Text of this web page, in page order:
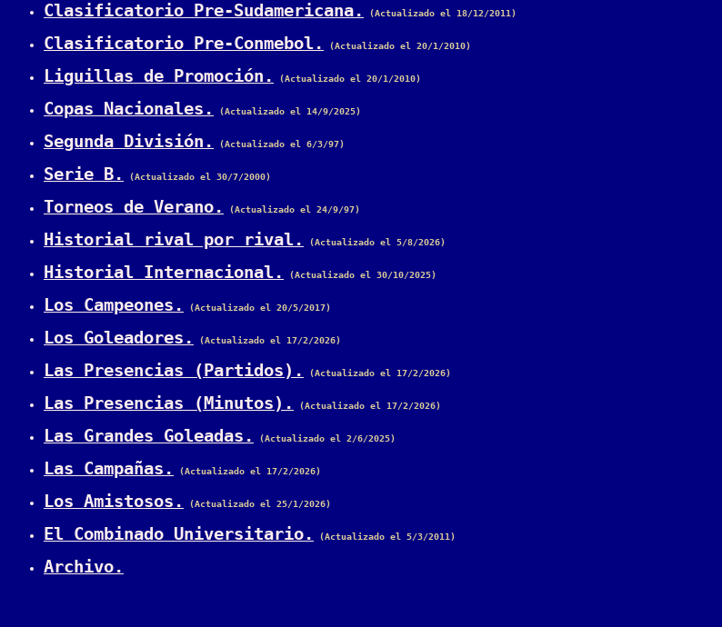
Clasificatorio Pre-Sudamericana. (Actualizado el 18/12/2011)
Clasificatorio Pre-Conmebol. (Actualizado el 20/1/2010)
Liguillas de Promoción. (Actualizado el 20/1/2010)
Copas Nacionales. (Actualizado el 14/9/2025)
Segunda División. (Actualizado el 6/3/97)
Serie B. (Actualizado el 30/7/2000)
Torneos de Verano. (Actualizado el 24/9/97)
Historial rival por rival. (Actualizado el 5/8/2026)
Historial Internacional. (Actualizado el 30/10/2025)
Los Campeones. (Actualizado el 20/5/2017)
Los Goleadores. (Actualizado el 17/2/2026)
Las Presencias (Partidos). (Actualizado el 17/2/2026)
Las Presencias (Minutos). (Actualizado el 17/2/2026)
Las Grandes Goleadas. (Actualizado el 2/6/2025)
Las Campañas. (Actualizado el 17/2/2026)
Los Amistosos. (Actualizado el 25/1/2026)
El Combinado Universitario. (Actualizado el 5/3/2011)
Archivo.